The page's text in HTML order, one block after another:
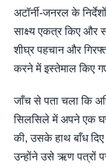
अटॉर्नी-जनरल के
साक्ष्य एकत्र किए और
शीघ्र पहचान और
करने में इस्तेमाल किए
जाँच से पता चला कि
सिलसिले में अपने एक
की, उसके हाथ बाँध
उन्होंने उसे ऋण पत्रों